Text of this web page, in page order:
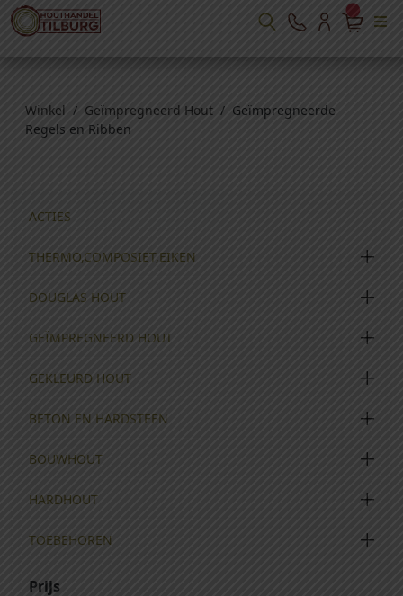
Winkel / Geïmpregneerd Hout / Geïmpregneerde
Regels en Ribben
ACTIES
THERMO,COMPOSIET,EIKEN
DOUGLAS HOUT
GEÏMPREGNEERD HOUT
GEKLEURD HOUT
BETON EN HARDSTEEN
BOUWHOUT
HARDHOUT
TOEBEHOREN
Prijs